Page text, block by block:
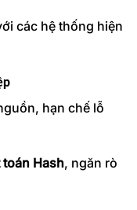
các hệ thống hiện
hạn chế lỗ
Hash, ngăn rò